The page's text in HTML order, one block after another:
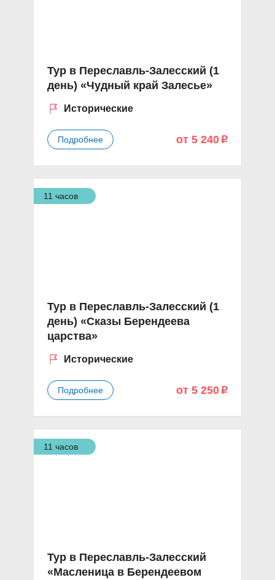
Тур в Переславль-Залесский (1
день) «Чудный край Залесье»
Исторические
Подробнее от 5 240 p
11 часов
Тур в Переславль-Залесский (1
день) «Сказы Берендеева
царства»
Исторические
Подробнее от 5 250 p
11 часов
Тур в Переславль-Залесский
«Масленица в Берендеевом